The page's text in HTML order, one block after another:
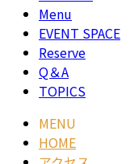
Menu
EVENT SPACE
Reserve
Q＆A
TOPICS
MENU
HOME